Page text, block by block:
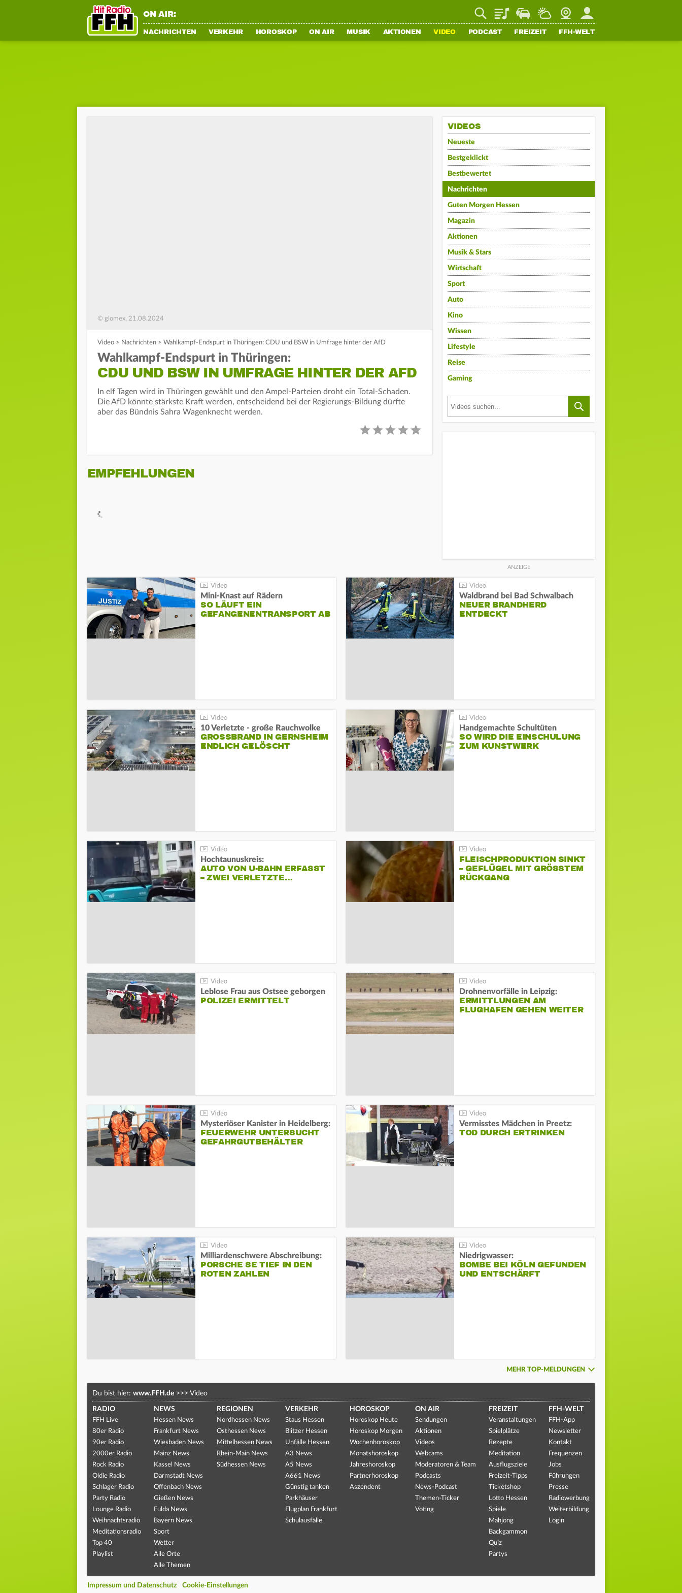
ON AIR: PlaylistStaupilotWetterWebcamMein FFH
NACHRICHTEN VERKEHR HOROSKOP ON AIR MUSIK AKTIONEN VIDEO PODCAST FREIZEIT FFH-WELT
© glomex, 21.08.2024
Video > Nachrichten > Wahlkampf-Endspurt in Thüringen: CDU und BSW in Umfrage hinter der AfD
Wahlkampf-Endspurt in Thüringen:
CDU UND BSW IN UMFRAGE HINTER DER AFD
In elf Tagen wird in Thüringen gewählt und den Ampel-Parteien droht ein Total-Schaden.
Die AfD könnte stärkste Kraft werden, entscheidend bei der Regierungs-Bildung dürfte
aber das Bündnis Sahra Wagenknecht werden.
EMPFEHLUNGEN
VIDEOS
Neueste
Bestgeklickt
Bestbewertet
Nachrichten
Guten Morgen Hessen
Magazin
Aktionen
Musik & Stars
Wirtschaft
Sport
Auto
Kino
Wissen
Lifestyle
Reise
Gaming
Mini-Knast auf Rädern
SO LÄUFT EIN
GEFANGENENTRANSPORT AB
Waldbrand bei Bad Schwalbach
NEUER BRANDHERD
ENTDECKT
10 Verletzte - große Rauchwolke
GROSSBRAND IN GERNSHEIM E
NDLICH GELÖSCHT
Handgemachte Schultüten
SO WIRD DIE EINSCHULUNG
ZUM KUNSTWERK
Hochtaunuskreis:
AUTO VON U-BAHN ERFASST
– ZWEI VERLETZTE…
FLEISCHPRODUKTION SINKT
– GEFLÜGEL MIT GRÖSSTEM R
ÜCKGANG
Leblose Frau aus Ostsee geborgen
POLIZEI ERMITTELT
Drohnenvorfälle in Leipzig:
ERMITTLUNGEN AM
FLUGHAFEN GEHEN WEITER
Mysteriöser Kanister in Heidelberg:
FEUERWEHR UNTERSUCHT
GEFAHRGUTBEHÄLTER
Vermisstes Mädchen in Preetz:
TOD DURCH ERTRINKEN
Milliardenschwere Abschreibung:
PORSCHE SE TIEF IN DEN
ROTEN ZAHLEN
Niedrigwasser:
BOMBE BEI KÖLN GEFUNDEN
UND ENTSCHÄRFT
MEHR TOP-MELDUNGEN
Du bist hier: www.FFH.de >>> Video
RADIO
FFH Live
80er Radio
90er Radio
2000er Radio
Rock Radio
Oldie Radio
Schlager Radio
Party Radio
Lounge Radio
Weihnachtsradio
Meditationsradio
Top 40
Playlist
NEWS
Hessen News
Frankfurt News
Wiesbaden News
Mainz News
Kassel News
Darmstadt News
Offenbach News
Gießen News
Fulda News
Bayern News
Sport
Wetter
Alle Orte
Alle Themen
REGIONEN
Nordhessen News
Osthessen News
Mittelhessen News
Rhein-Main News
Südhessen News
VERKEHR
Staus Hessen
Blitzer Hessen
Unfälle Hessen
A3 News
A5 News
A661 News
Günstig tanken
Parkhäuser
Flugplan Frankfurt
Schulausfälle
HOROSKOP
Horoskop Heute
Horoskop Morgen
Wochenhoroskop
Monatshoroskop
Jahreshoroskop
Partnerhoroskop
Aszendent
ON AIR
Sendungen
Aktionen
Videos
Webcams
Moderatoren & Team
Podcasts
News-Podcast
Themen-Ticker
Voting
FREIZEIT
Veranstaltungen
Spielplätze
Rezepte
Meditation
Ausflugsziele
Freizeit-Tipps
Ticketshop
Lotto Hessen
Spiele
Mahjong
Backgammon
Quiz
Partys
FFH-WELT
FFH-App
Newsletter
Kontakt
Frequenzen
Jobs
Führungen
Presse
Radiowerbung
Weiterbildung
Login
Impressum und Datenschutz Cookie-Einstellungen